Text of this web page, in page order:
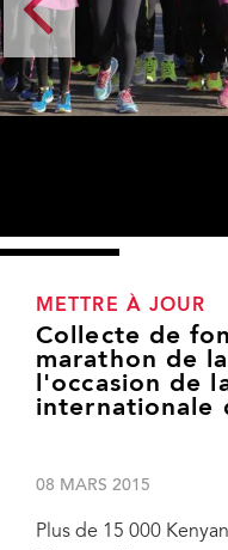
METTRE À JOUR
Collecte de
marathon de
l'occasion de
internationale
08 MARS 2015
Plus de 15 000